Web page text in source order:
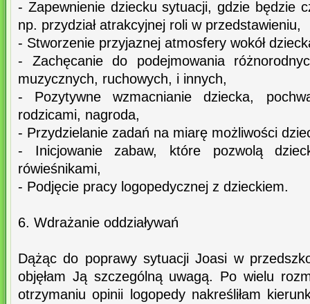
- Zapewnienie dziecku sytuacji, gdzie będzie
np. przydział atrakcyjnej roli w przedstawieniu,
- Stworzenie przyjaznej atmosfery wokół
- Zachęcanie do podejmowania
muzycznych, ruchowych, i innych,
- Pozytywne wzmacnianie dziecka,
rodzicami, nagroda,
- Przydzielanie zadań na miarę możliwości
- Inicjowanie zabaw, które pozwolą
rówieśnikami,
- Podjęcie pracy logopedycznej z dzieckiem.
6. Wdrażanie oddziaływań
Dążąc do poprawy sytuacji Joasi w
objęłam Ją szczególną uwagą. Po wielu
otrzymaniu opinii logopedy nakreśliłam